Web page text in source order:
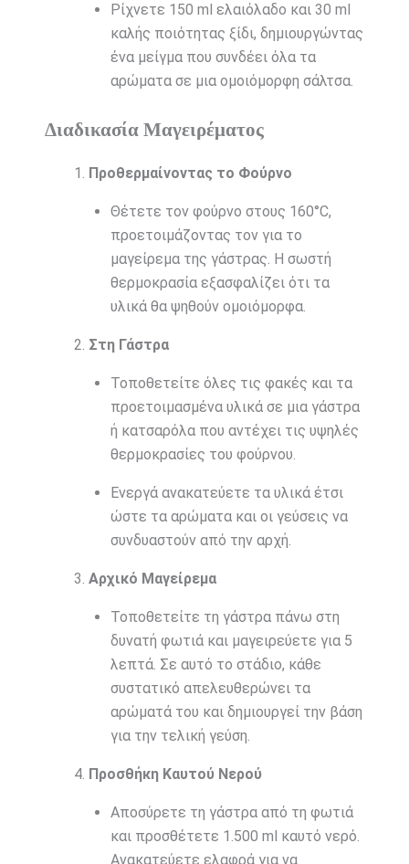
Ρίχνετε 150 ml ελαιόλαδο και 30 ml
καλής ποιότητας ξίδι, δημιουργώντας
ένα μείγμα που συνδέει όλα τα
αρώματα σε μια ομοιόμορφη σάλτσα.
Διαδικασία Μαγειρέματος
Προθερμαίνοντας το Φούρνο
Θέτετε τον φούρνο στους 160°C,
προετοιμάζοντας τον για το
μαγείρεμα της γάστρας. Η σωστή
θερμοκρασία εξασφαλίζει ότι τα
υλικά θα ψηθούν ομοιόμορφα.
Στη Γάστρα
Τοποθετείτε όλες τις φακές και τα
προετοιμασμένα υλικά σε μια γάστρα
ή κατσαρόλα που αντέχει τις υψηλές
θερμοκρασίες του φούρνου.
Ενεργά ανακατεύετε τα υλικά έτσι
ώστε τα αρώματα και οι γεύσεις να
συνδυαστούν από την αρχή.
Αρχικό Μαγείρεμα
Τοποθετείτε τη γάστρα πάνω στη
δυνατή φωτιά και μαγειρεύετε για 5
λεπτά. Σε αυτό το στάδιο, κάθε
συστατικό απελευθερώνει τα
αρώματά του και δημιουργεί την βάση
για την τελική γεύση.
Προσθήκη Καυτού Νερού
Αποσύρετε τη γάστρα από τη φωτιά
και προσθέτετε 1.500 ml καυτό νερό.
Ανακατεύετε ελαφρά για να